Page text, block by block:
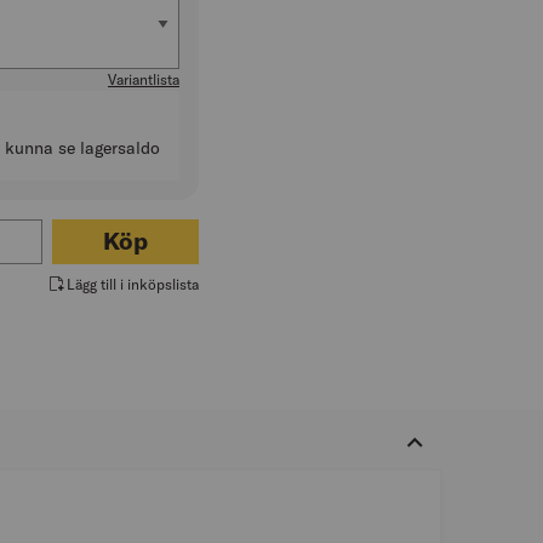
Variantlista
se lagersaldo
RINGNYCKEL BAHCO 111M
Köp
Lägg till i inköpslista